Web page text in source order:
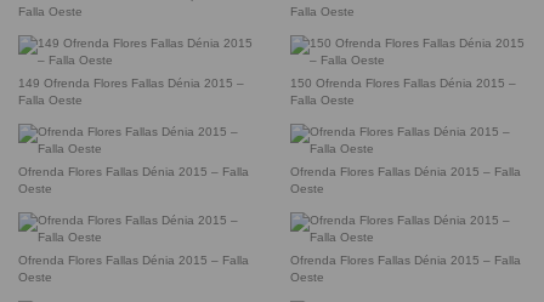
Falla Oeste
Falla Oeste
149 Ofrenda Flores Fallas Dénia 2015 –
Falla Oeste
150 Ofrenda Flores Fallas Dénia 2015 –
Falla Oeste
Ofrenda Flores Fallas Dénia 2015 – Falla
Oeste
Ofrenda Flores Fallas Dénia 2015 – Falla
Oeste
Ofrenda Flores Fallas Dénia 2015 – Falla
Oeste
Ofrenda Flores Fallas Dénia 2015 – Falla
Oeste